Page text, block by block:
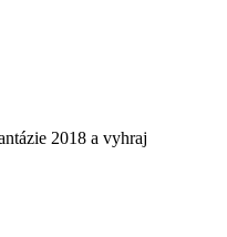
2018 a vyhraj